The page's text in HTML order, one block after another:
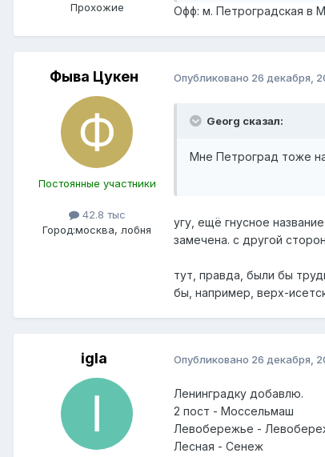
Прохожие Офф: м. Петроградская в
Фыва Цукен
Постоянные участники
42.8 тыс
Город:москва, лобня
Опубликовано 26 декабря,
Georg сказал:
Мне Петроград тоже
угу, ещё гнусное
замечена. с другой
тут, правда, были бы
бы, например, верх-
igla Опубликовано 26 декабря,
Ленинградку добавлю.
2 пост - Моссельмаш
Левобережье -
Лесная - Сенеж